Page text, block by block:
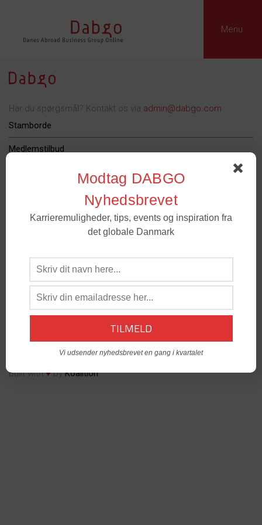
Menu
Har du spørgsmål? Kontakt os via admin@dabgo.com
Stamborde
Medlemstilbud
Dabgo Erhvervspris
Om Dabgo
Medlemmer- For spørgsmål til medlemskab og grupper. Email
admin@dabgo.com
Kontakt:
© Copyright DABGO 2025
Built with♥byKoalition
Modtag DABGO
Nyhedsbrevet
Karrieremuligheder, tips, events og inspiration fra
det globale Danmark
Vi udsender nyhedsbrevet en gang i kvartalet